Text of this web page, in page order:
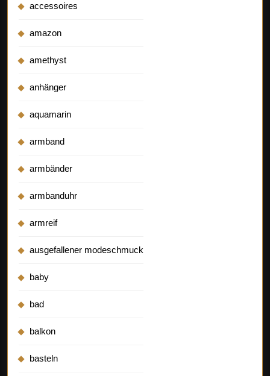
accessoires
amazon
amethyst
anhänger
aquamarin
armband
armbänder
armbanduhr
armreif
ausgefallener modeschmuck
baby
bad
balkon
basteln